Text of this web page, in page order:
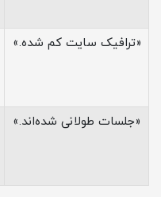
«ترافیک سایت کم شده.»
«جلسات طولانی شده‌اند.»